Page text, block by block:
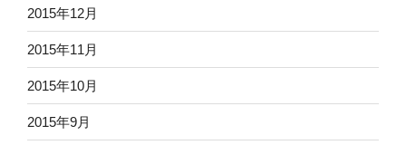
2015年12月
2015年11月
2015年10月
2015年9月